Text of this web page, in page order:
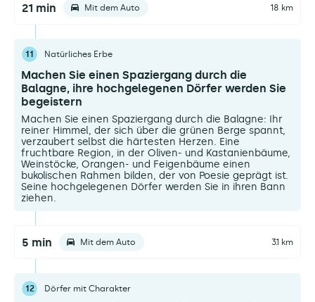
21 min Mit dem Auto 18 km
11 Natürliches Erbe
Machen Sie einen Spaziergang durch die
Balagne, ihre hochgelegenen Dörfer werden Sie
begeistern
Machen Sie einen Spaziergang durch die Balagne: Ihr
reiner Himmel, der sich über die grünen Berge spannt,
verzaubert selbst die härtesten Herzen. Eine
fruchtbare Region, in der Oliven- und Kastanienbäume,
Weinstöcke, Orangen- und Feigenbäume einen
bukolischen Rahmen bilden, der von Poesie geprägt ist.
Seine hochgelegenen Dörfer werden Sie in ihren Bann
ziehen.
5 min Mit dem Auto 3.1 km
12 Dörfer mit Charakter